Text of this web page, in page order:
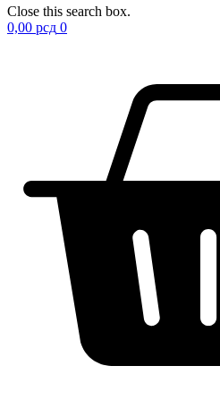
Close this search box.
0,00 рсд 0